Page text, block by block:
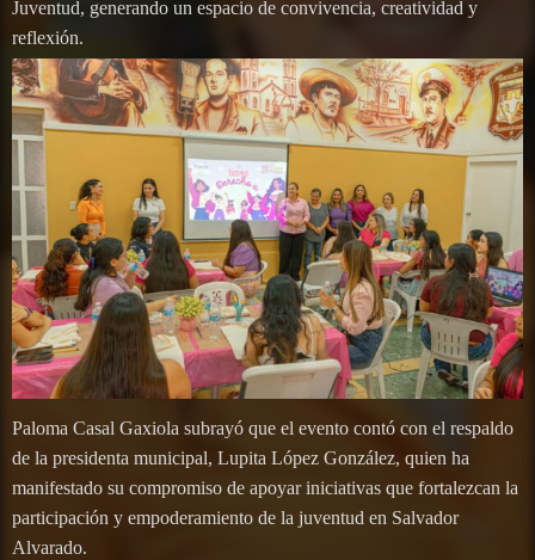
Juventud, generando un espacio de convivencia, creatividad y
reflexión.
Paloma Casal Gaxiola subrayó que el evento contó con el respaldo
de la presidenta municipal, Lupita López González, quien ha
manifestado su compromiso de apoyar iniciativas que fortalezcan la
participación y empoderamiento de la juventud en Salvador
Alvarado.